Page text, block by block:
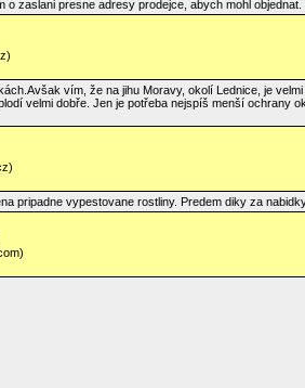
zaslani presne adresy prodejce, abych mohl objednat.
vím, že na jihu Moravy, okolí Lednice, je
velmi dobře. Jen je potřeba nejspíš menší ochrany
pripadne vypestovane rostliny. Predem diky za